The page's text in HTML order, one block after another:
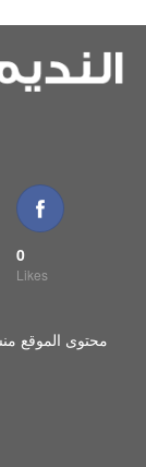
0
Likes
محتوى الموقع